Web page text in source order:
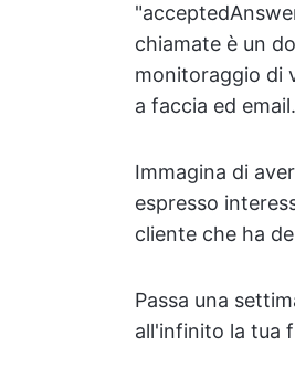
chiamate è un
monitoraggio di
a faccia ed
Immagina di
espresso
cliente che ha
Passa una
all'infinito la tua